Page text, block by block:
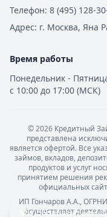
Телефон: 8 (495) 128-
Адрес: г. Москва, Яна
Время работы
Понедельник -
с 10:00 до 17:00 (МСК)
©2026 Кредитный
представлена
является офертой. Все
займов, вкладов,
продуктов и услуг
принятием решения
официальных
ИП Гончаров А.А.,
осуществляет
Мы обрабатываем